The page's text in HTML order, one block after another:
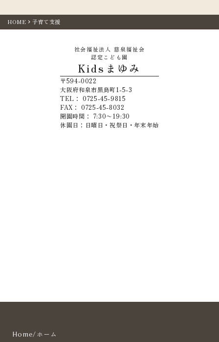
HOME keyboard_arrow_right子育て支援
社会福祉法人 慈泉福祉会
認定こども園
Kidsまゆみ
〒594-0022
大阪府和泉市黒鳥町1-5-3
TEL： 0725-45-9815
FAX： 0725-45-8032
開園時間： 7:30〜19:30
休園日：日曜日・祝祭日・年末年始
Home/ホーム